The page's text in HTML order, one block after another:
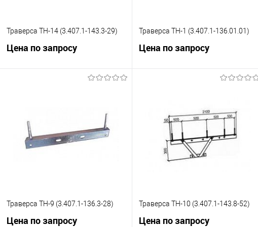
Траверса ТН-14 (3.407.1-143.3-29)
Цена по запросу
Запросить цену
К сравнению
В избранное
Под заказ
Траверса ТН-1 (3.407.1-136.01.01)
Цена по запросу
Запросить цену
К сравнению
В избранное
Под заказ
Траверса ТН-9 (3.407.1-136.3-28)
Цена по запросу
Траверса ТН-10 (3.407.1-143.8-52)
Цена по запросу